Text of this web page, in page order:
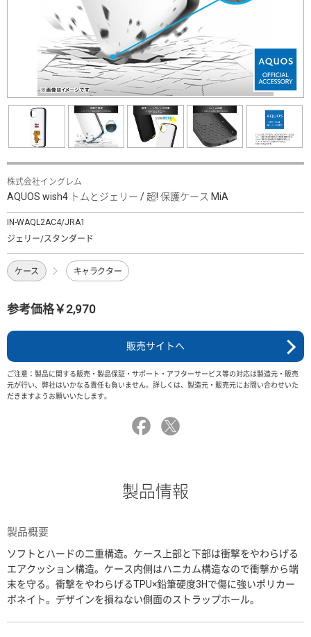
株式会社イングレム
AQUOS wish4 トムとジェリー / 超! 保護ケース MiA
IN-WAQL2AC4/JRA1
ジェリー/スタンダード
ケース キャラクター
参考価格￥2,970
販売サイトへ
ご注意：製品に関する販売・製品保証・サポート・アフターサービス等の対応は製造元・販売
元が行い、弊社はいかなる責任も負いません。詳しくは、製造元・販売元にお問い合わせいた
だきますようお願いいたします。
製品情報
製品概要
ソフトとハードの二重構造。ケース上部と下部は衝撃をやわらげる
エアクッション構造。ケース内側はハニカム構造なので衝撃から端
末を守る。衝撃をやわらげるTPU×鉛筆硬度3Hで傷に強いポリカー
ボネイト。デザインを損ねない側面のストラップホール。